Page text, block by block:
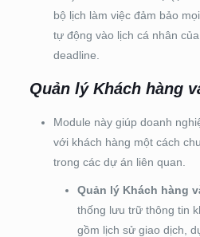
bộ lịch làm việc đảm bảo
tự động vào lịch cá nhân
deadline.
Quản lý Khách hàng
Module này giúp doanh
với khách hàng một cách
trong các dự án liên quan.
Quản lý Khách hàng
thống lưu trữ thông tin
gồm lịch sử giao dịch,